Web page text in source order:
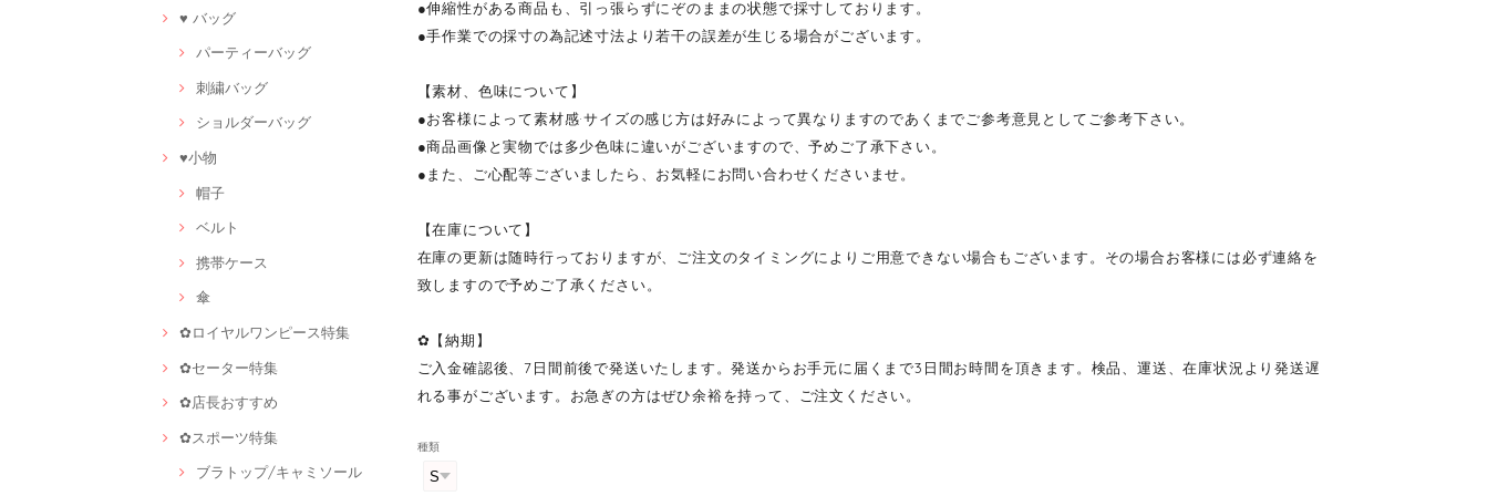
♥ バッグ
パーティーバッグ
刺繍バッグ
ショルダーバッグ
♥小物
帽子
ベルト
携帯ケース
傘
✿ロイヤルワンピース特集
✿セーター特集
✿店長おすすめ
✿スポーツ特集
ブラトップ/キャミソール
●伸縮性がある商品も、引っ張らずにぞのままの状態で採寸しております。
●手作業での採寸の為記述寸法より若干の誤差が生じる場合がございます。
【素材、色味について】
●お客様によって素材感·サイズの感じ方は好みによって異なりますのであくまでご参考意見としてご参考下さい。
●商品画像と実物では多少色味に違いがございますので、予めご了承下さい。
●また、ご心配等ございましたら、お気軽にお問い合わせくださいませ。
【在庫について】
在庫の更新は随時行っておりますが、ご注文のタイミングによりご用意できない場合もございます。その場合お客様には必ず連絡を
致しますので予めご了承ください。
✿【納期】
ご入金確認後、7日間前後で発送いたします。発送からお手元に届くまで3日間お時間を頂きます。検品、運送、在庫状況より発送遅
れる事がございます。お急ぎの方はぜひ余裕を持って、ご注文ください。
種類